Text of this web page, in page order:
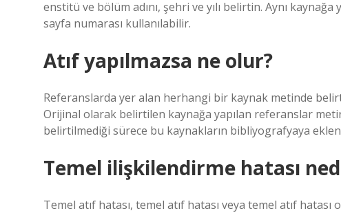
enstitü ve bölüm adını, şehri ve yılı belirtin. Aynı
sayfa numarası kullanılabilir.
Atıf yapılmazsa ne olur?
Referanslarda yer alan herhangi bir kaynak metinde
Orijinal olarak belirtilen kaynağa yapılan referanslar
belirtilmediği sürece bu kaynakların bibliyografyaya
Temel ilişkilendirme hatası
Temel atıf hatası, temel atıf hatası veya temel atıf